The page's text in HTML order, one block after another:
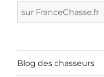
Blog des chasseurs